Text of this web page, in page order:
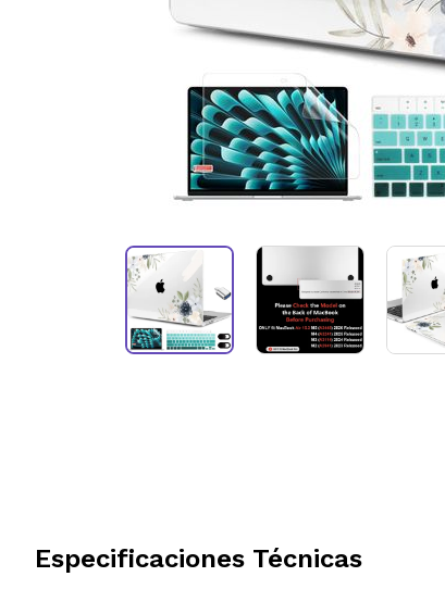
Especificaciones Técnicas